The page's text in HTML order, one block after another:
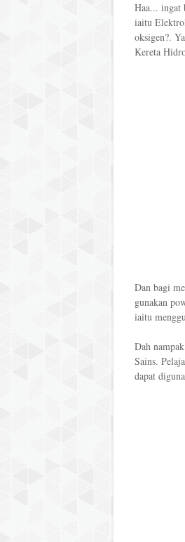
Haa... ingat
iaitu
oksigen?.
Kereta
Dan bagi
gunakan
iaitu
Dah
Sains.
dapat